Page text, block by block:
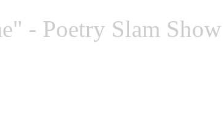
- Poetry Slam Show